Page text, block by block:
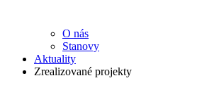
O nás
Stanovy
Aktuality
Zrealizované projekty